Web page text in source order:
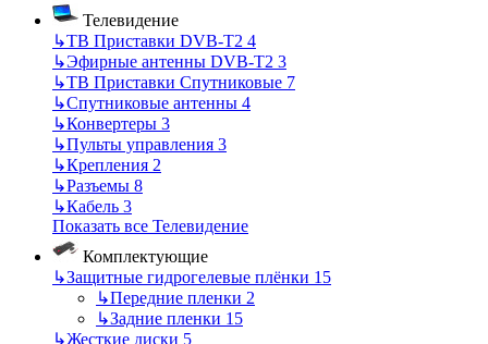
Телевидение
↳ТВ Приставки DVB-T2 4
↳Эфирные антенны DVB-T2 3
↳ТВ Приставки Спутниковые 7
↳Спутниковые антенны 4
↳Конвертеры 3
↳Пульты управления 3
↳Крепления 2
↳Разъемы 8
↳Кабель 3
Показать все Телевидение
Комплектующие
↳Защитные гидрогелевые плёнки 15
↳Передние пленки 2
↳Задние пленки 15
↳Жесткие диски 5